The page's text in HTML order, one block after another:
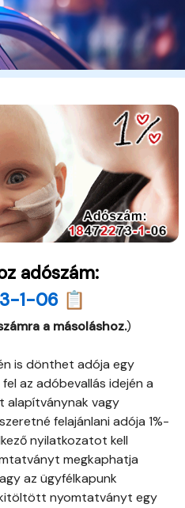
adószám:
1-06 📋
a másoláshoz.)
is dönthet adója egy
az adóbevallás idején a
alapítványnak vagy
felajánlani adója 1%-
nyilatkozatot kell
megkaphatja
az ügyfélkapunk
nyomtatványt egy